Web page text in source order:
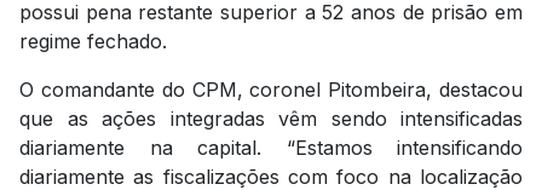
possui pena restante superior a 52 anos de prisão em
regime fechado.
O comandante do CPM, coronel Pitombeira, destacou
que as ações integradas vêm sendo intensificadas
diariamente na capital. “Estamos intensificando
diariamente as fiscalizações com foco na localização